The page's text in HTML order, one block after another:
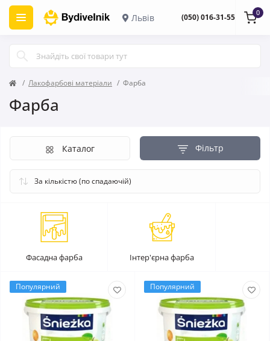
Львів (050) 016-31-55 0
Лакофарбові матеріали Фарба
Фарба
Фільтр
Каталог
Фасадна фарба Інтер'єрна фарба
Популярний Популярний